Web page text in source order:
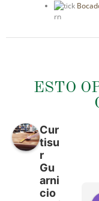
rn
ESTO
Cur
tisu
r
Gu
arni
cio